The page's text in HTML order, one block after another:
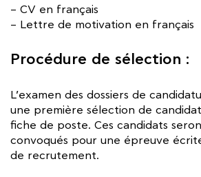
– CV en français
– Lettre de motivation en français
Procédure de sélection :
L’examen des dossiers de
une première sélection de
fiche de poste. Ces candidats
convoqués pour une épreuve
de recrutement.